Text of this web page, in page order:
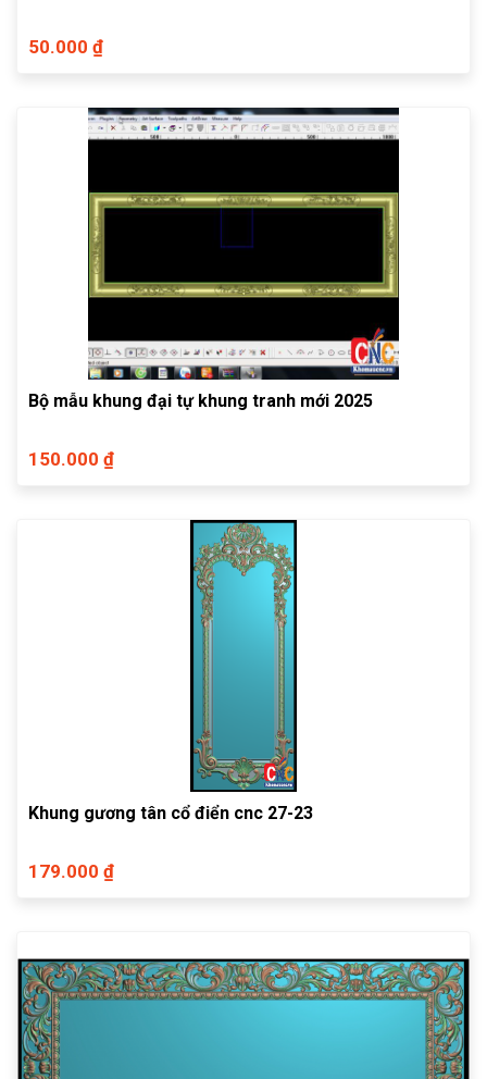
50.000 ₫
Bộ mẫu khung đại tự khung tranh mới 2025
150.000 ₫
Khung gương tân cổ điển cnc 27-23
179.000 ₫